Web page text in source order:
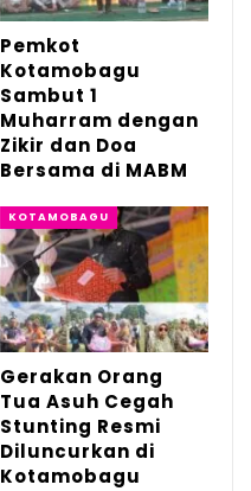
Pemkot
Kotamobagu
Sambut 1
Muharram dengan
Zikir dan Doa
Bersama di MABM
KOTAMOBAGU
Gerakan Orang
Tua Asuh Cegah
Stunting Resmi
Diluncurkan di
Kotamobagu